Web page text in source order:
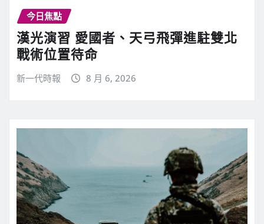
今日焦點
漢光演習 愛國者、天弓飛彈進駐雙北
戰術位置待命
新一代時報 8 月 6, 2026